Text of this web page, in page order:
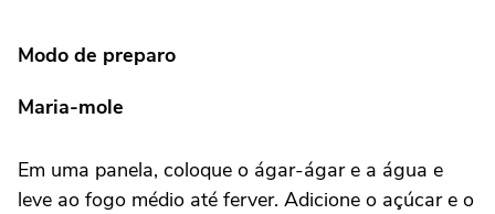
Modo de preparo
Maria-mole
Em uma panela, coloque o ágar-ágar e a água e
leve ao fogo médio até ferver. Adicione o açúcar e o